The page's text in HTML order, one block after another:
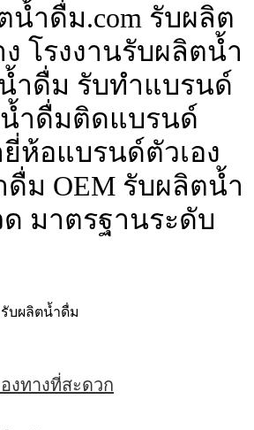
น้ำดื่ม.com รับผลิต
โรงงานรับผลิตน้ำ
ำดื่ม รับทำแบรนด์
ำดื่มติดแบรนด์
ห้อแบรนด์ตัวเอง
ม OEM รับผลิตน้ำ
มาตรฐานระดับ
รับผลิตน้ำดื่ม
งทางที่สะดวก